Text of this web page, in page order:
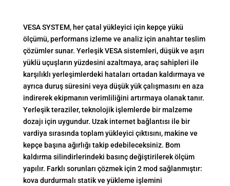
VESA SYSTEM, her çatal yükleyici için kepçe yükü
ölçümü, performans izleme ve analiz için anahtar teslim
çözümler sunar. Yerleşik VESA sistemleri, düşük ve aşırı
yüklü uçuşların yüzdesini azaltmaya, araç sahipleri ile
karşılıklı yerleşimlerdeki hataları ortadan kaldırmaya ve
ayrıca duruş süresini veya düşük yük çalışmasını en aza
indirerek ekipmanın verimliliğini artırmaya olanak tanır.
Yerleşik teraziler, teknolojik işlemlerde bir malzeme
dozajı için uygundur. Uzak internet bağlantısı ile bir
vardiya sırasında toplam yükleyici çıktısını, makine ve
kepçe başına ağırlığı takip edebileceksiniz. Bom
kaldırma silindirlerindeki basınç değiştirilerek ölçüm
yapılır. Farklı sorunları çözmek için 2 mod sağlanmıştır:
kova durdurmalı statik ve yükleme işlemini